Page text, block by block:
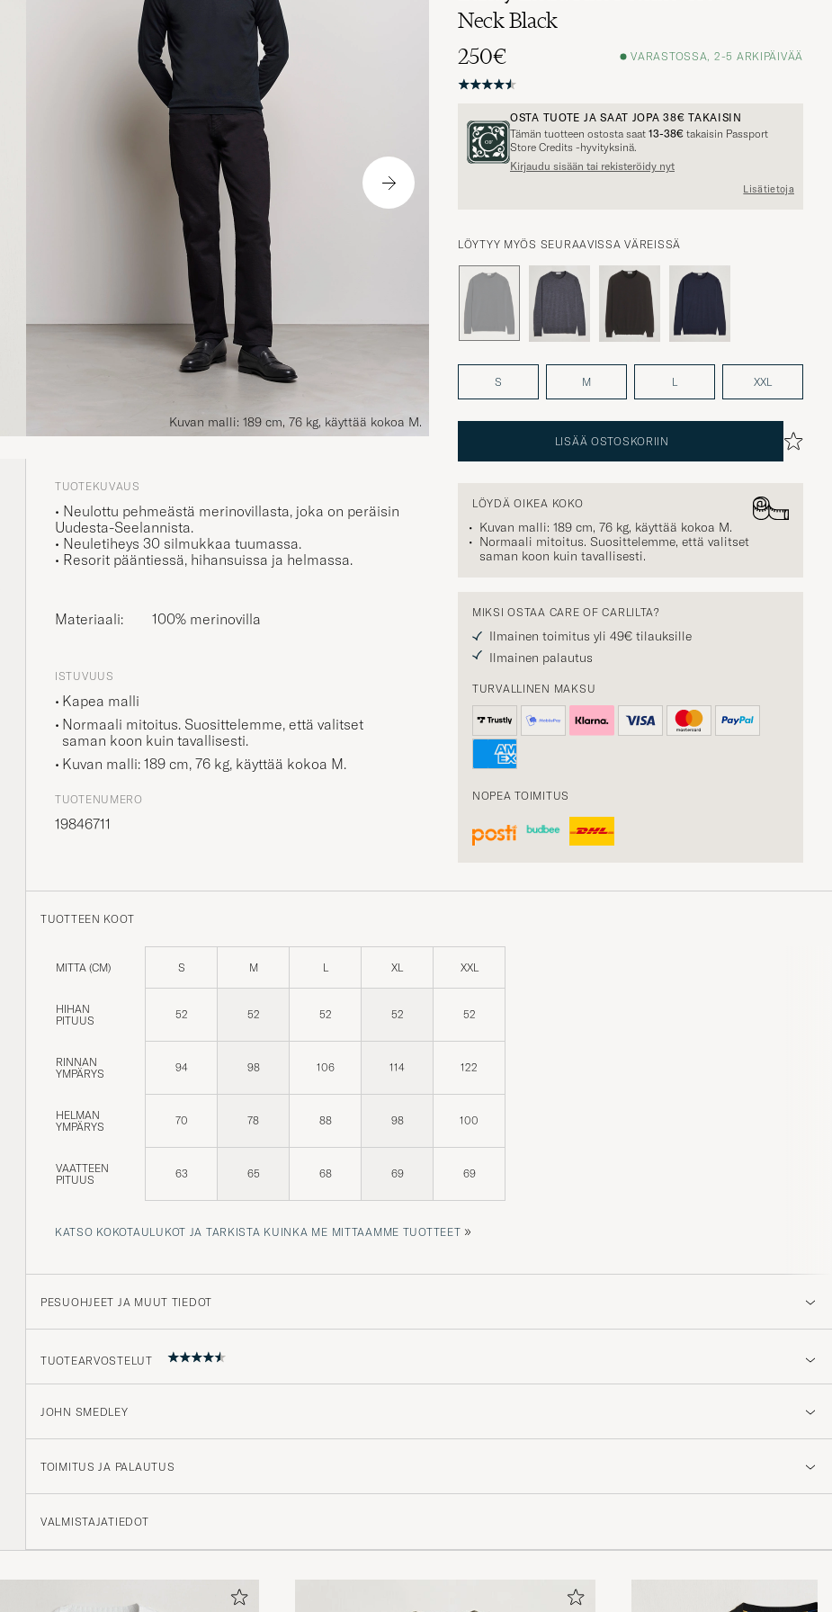
Kuvan malli: 189 cm, 76 kg, käyttää kokoa M.
Neck Black
250€
VARASTOSSA, 2-5 ARKIPÄIVÄÄ
OSTA TUOTE JA SAAT JOPA38€ TAKAISIN
Tämän tuotteen ostosta saat 13-38€ takaisin Passport
Store Credits -hyvityksinä.
Kirjaudu sisään tai rekisteröidy nyt
Lisätietoja
LÖYTYY MYÖS SEURAAVISSA VÄREISSÄ
S M L XXL
LISÄÄ OSTOSKORIIN
LÖYDÄ OIKEA KOKO
Kuvan malli: 189 cm, 76 kg, käyttää kokoa M.
Normaali mitoitus. Suosittelemme, että valitset
saman koon kuin tavallisesti.
MIKSI OSTAA CARE OF CARLILTA?
Ilmainen toimitus yli 49€ tilauksille
Ilmainen palautus
TURVALLINEN MAKSU
NOPEA TOIMITUS
TUOTEKUVAUS
• Neulottu pehmeästä merinovillasta, joka on peräisin
Uudesta-Seelannista.
• Neuletiheys 30 silmukkaa tuumassa.
• Resorit pääntiessä, hihansuissa ja helmassa.
Materiaali: 100% merinovilla
ISTUVUUS
Kapea malli
Normaali mitoitus. Suosittelemme, että valitset
saman koon kuin tavallisesti.
Kuvan malli: 189 cm, 76 kg, käyttää kokoa M.
TUOTENUMERO
19846711
TUOTTEEN KOOT
MITTA (CM) S M L XL XXL
HIHAN
PITUUS
52 52 52 52 52
RINNAN
YMPÄRYS
94 98 106 114 122
HELMAN
YMPÄRYS
70 78 88 98 100
VAATTEEN
PITUUS
63 65 68 69 69
KATSO KOKOTAULUKOT JA TARKISTA KUINKA ME MITTAAMME TUOTTEET »
PESUOHJEET JA MUUT TIEDOT
TUOTEARVOSTELUT
Super fint produkt.
ELSE D OSTETTU OSOITTEESSA CAREOFCARL.DK
JOHN SMEDLEY
TOIMITUS JA PALAUTUS
VALMISTAJATIEDOT